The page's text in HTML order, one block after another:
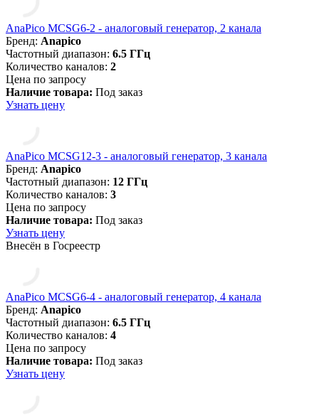
AnaPico MCSG6-2 - аналоговый генератор, 2 канала
Бренд: Anapico
Частотный диапазон: 6.5 ГГц
Количество каналов: 2
Цена по запросу
Наличие товара: Под заказ
Узнать цену
AnaPico MCSG12-3 - аналоговый генератор, 3 канала
Бренд: Anapico
Частотный диапазон: 12 ГГц
Количество каналов: 3
Цена по запросу
Наличие товара: Под заказ
Узнать цену
Внесён в Госреестр
AnaPico MCSG6-4 - аналоговый генератор, 4 канала
Бренд: Anapico
Частотный диапазон: 6.5 ГГц
Количество каналов: 4
Цена по запросу
Наличие товара: Под заказ
Узнать цену